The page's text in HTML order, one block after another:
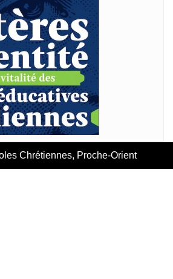
Chrétiennes, Proche-Orient